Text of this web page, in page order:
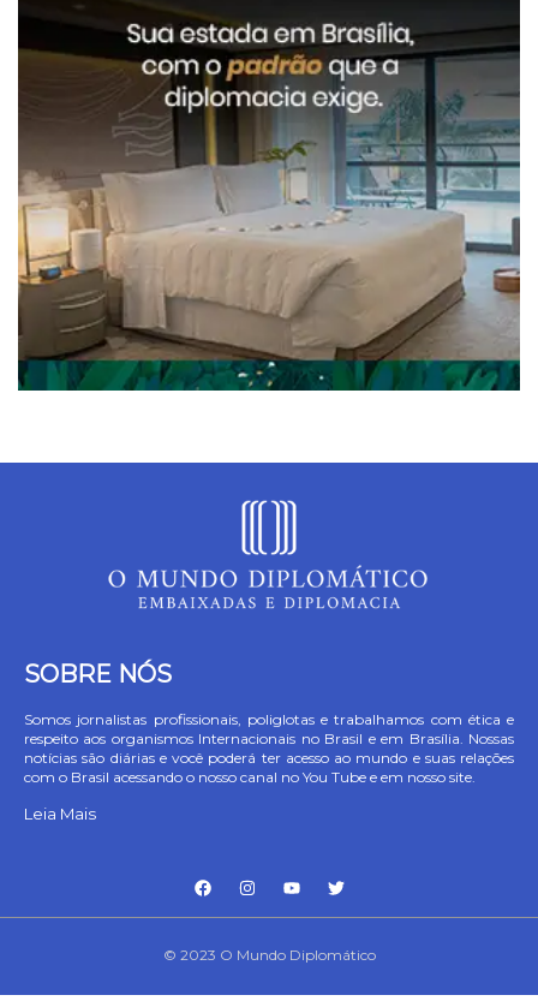
SOBRE NÓS
Somos jornalistas profissionais, poliglotas e trabalhamos com ética e
respeito aos organismos Internacionais no Brasil e em Brasília. Nossas
notícias são diárias e você poderá ter acesso ao mundo e suas relações
com o Brasil acessando o nosso canal no You Tube e em nosso site.
Leia Mais
© 2023 O Mundo Diplomático